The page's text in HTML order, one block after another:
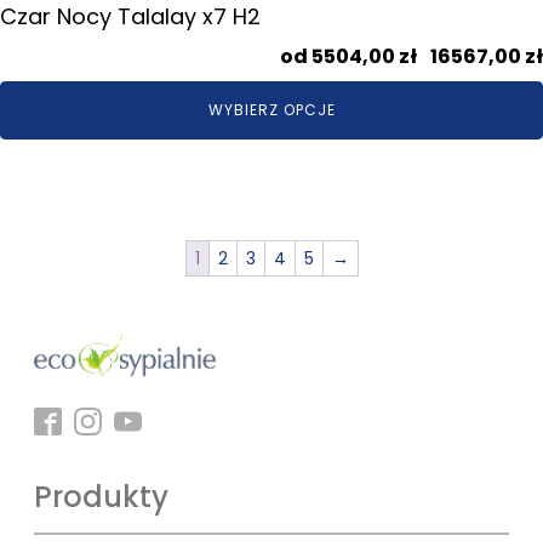
Czar Nocy Talalay x7 H2
5504,00 zł 16567,00 zł
WYBIERZ OPCJE
1 2 3 4 5 →
Produkty